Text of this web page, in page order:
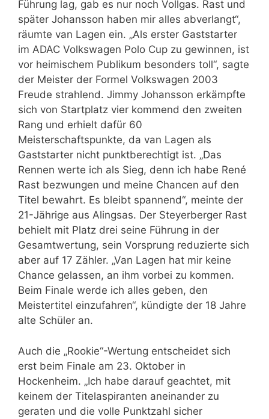
Führung lag, gab es nur noch Vollgas. Rast und
später Johansson haben mir alles abverlangt“,
räumte van Lagen ein. „Als erster Gaststarter
im ADAC Volkswagen Polo Cup zu gewinnen, ist
vor heimischem Publikum besonders toll“, sagte
der Meister der Formel Volkswagen 2003
Freude strahlend. Jimmy Johansson erkämpfte
sich von Startplatz vier kommend den zweiten
Rang und erhielt dafür 60
Meisterschaftspunkte, da van Lagen als
Gaststarter nicht punktberechtigt ist. „Das
Rennen werte ich als Sieg, denn ich habe René
Rast bezwungen und meine Chancen auf den
Titel bewahrt. Es bleibt spannend“, meinte der
21-Jährige aus Alingsas. Der Steyerberger Rast
behielt mit Platz drei seine Führung in der
Gesamtwertung, sein Vorsprung reduzierte sich
aber auf 17 Zähler. „Van Lagen hat mir keine
Chance gelassen, an ihm vorbei zu kommen.
Beim Finale werde ich alles geben, den
Meistertitel einzufahren“, kündigte der 18 Jahre
alte Schüler an.
Auch die „Rookie“-Wertung entscheidet sich
erst beim Finale am 23. Oktober in
Hockenheim. „Ich habe darauf geachtet, mit
keinem der Titelaspiranten aneinander zu
geraten und die volle Punktzahl sicher